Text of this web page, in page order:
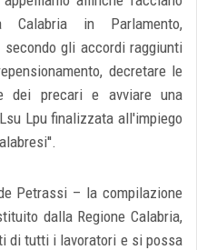
in Parlamento,
gli accordi raggiunti
decretare le
dei precari e avviare una
Lpu finalizzata all'impiego
Petrassi – la compilazione
dalla Regione Calabria,
di tutti i lavoratori e si possa